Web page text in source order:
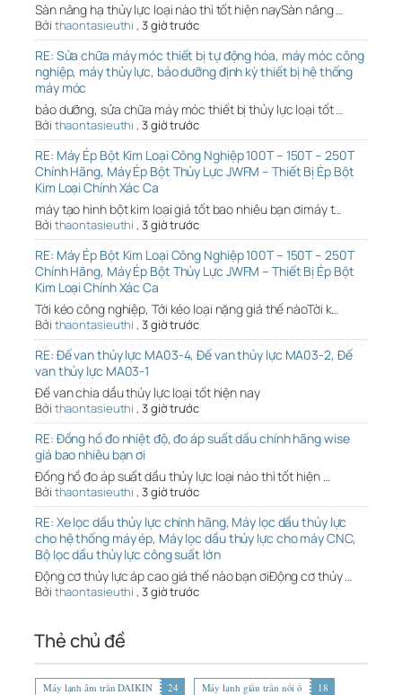
Sàn nâng hạ thủy lực loại nào thì tốt hiện naySàn nâng …
Bởi thaontasieuthi , 3 giờ trước
RE: Sửa chữa máy móc thiết bị tự động hóa, máy móc công
nghiệp, máy thủy lực, bảo dưỡng định kỳ thiết bị hệ thống
máy móc
bảo dưỡng, sửa chữa máy móc thiết bị thủy lực loại tốt …
Bởi thaontasieuthi , 3 giờ trước
RE: Máy Ép Bột Kim Loại Công Nghiệp 100T – 150T – 250T
Chính Hãng, Máy Ép Bột Thủy Lực JWFM – Thiết Bị Ép Bột
Kim Loại Chính Xác Ca
máy tạo hình bột kim loại giá tốt bao nhiêu bạn ơimáy t…
Bởi thaontasieuthi , 3 giờ trước
RE: Máy Ép Bột Kim Loại Công Nghiệp 100T – 150T – 250T
Chính Hãng, Máy Ép Bột Thủy Lực JWFM – Thiết Bị Ép Bột
Kim Loại Chính Xác Ca
Tời kéo công nghiệp, Tới kéo loại nặng giá thế nàoTời k…
Bởi thaontasieuthi , 3 giờ trước
RE: Đế van thủy lực MA03-4, Đế van thủy lực MA03-2, Đế
van thủy lực MA03-1
Đế van chia dầu thủy lực loại tốt hiện nay
Bởi thaontasieuthi , 3 giờ trước
RE: Đồng hồ đo nhiệt độ, đo áp suất dầu chính hãng wise
giá bao nhiêu bạn ơi
Đồng hồ đo áp suất dầu thủy lực loại nào thì tốt hiện …
Bởi thaontasieuthi , 3 giờ trước
RE: Xe lọc dầu thủy lực chính hãng, Máy lọc dầu thủy lực
cho hệ thống máy ép, Máy lọc dầu thủy lực cho máy CNC,
Bộ lọc dầu thủy lực công suất lớn
Động cơ thủy lực áp cao giá thế nào bạn ơiĐộng cơ thủy …
Bởi thaontasieuthi , 3 giờ trước
Thẻ chủ đề
Máy lạnh âm trần DAIKIN 24 Máy lạnh giấu trần nối ố
18